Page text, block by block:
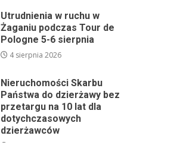
Utrudnienia w ruchu w
Żaganiu podczas Tour de
Pologne 5-6 sierpnia
4 sierpnia 2026
Nieruchomości Skarbu
Państwa do dzierżawy bez
przetargu na 10 lat dla
dotychczasowych
dzierżawców